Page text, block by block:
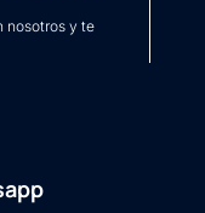
nosotros y te